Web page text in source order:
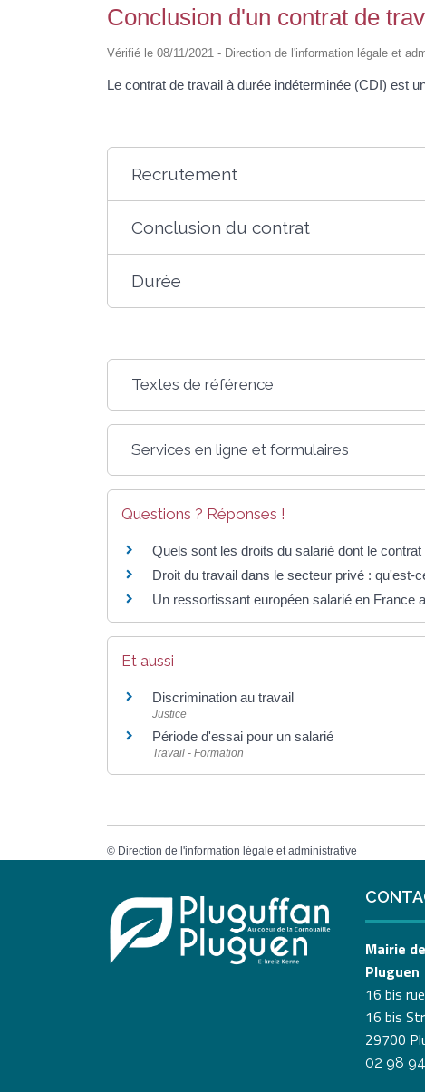
Conclusion d'un contrat de
Vérifié le 08/11/2021 - Direction de l'information légale et
Le contrat de travail à durée indéterminée (CDI) est
Recrutement
Conclusion du contrat
Durée
Textes de référence
Services en ligne et formulaires
Questions ? Réponses !
Quels sont les droits du salarié dont le
Droit du travail dans le secteur privé : qu'est-
Un ressortissant européen salarié en France
Et aussi
Discrimination au travail
Justice
Période d'essai pour un salarié
Travail - Formation
© Direction de l'information légale et administrative
Mairie
Pluguen
16 bis
16 bis
29700
02 98 94